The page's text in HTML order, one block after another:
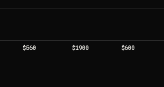
$560 $1900 $600